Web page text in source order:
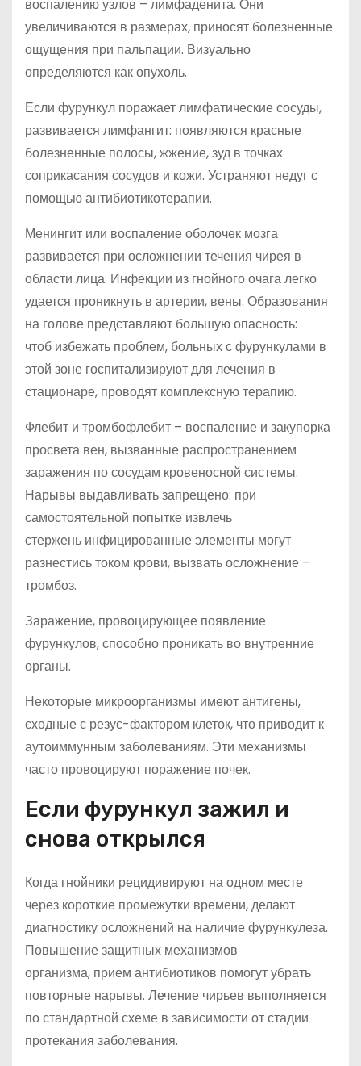
воспалению узлов – лимфаденита. Они
увеличиваются в размерах, приносят болезненные
ощущения при пальпации. Визуально
определяются как опухоль.
Если фурункул поражает лимфатические сосуды,
развивается лимфангит: появляются красные
болезненные полосы, жжение, зуд в точках
соприкасания сосудов и кожи. Устраняют недуг с
помощью антибиотикотерапии.
Менингит или воспаление оболочек мозга
развивается при осложнении течения чирея в
области лица. Инфекции из гнойного очага легко
удается проникнуть в артерии, вены. Образования
на голове представляют большую опасность:
чтоб избежать проблем, больных с фурункулами в
этой зоне госпитализируют для лечения в
стационаре, проводят комплексную терапию.
Флебит и тромбофлебит – воспаление и закупорка
просвета вен, вызванные распространением
заражения по сосудам кровеносной системы.
Нарывы выдавливать запрещено: при
самостоятельной попытке извлечь
стержень инфицированные элементы могут
разнестись током крови, вызвать осложнение –
тромбоз.
Заражение, провоцирующее появление
фурункулов, способно проникать во внутренние
органы.
Некоторые микроорганизмы имеют антигены,
сходные с резус-фактором клеток, что приводит к
аутоиммунным заболеваниям. Эти механизмы
часто провоцируют поражение почек.
Если фурункул зажил и
снова открылся
Когда гнойники рецидивируют на одном месте
через короткие промежутки времени, делают
диагностику осложнений на наличие фурункулеза.
Повышение защитных механизмов
организма, прием антибиотиков помогут убрать
повторные нарывы. Лечение чирьев выполняется
по стандартной схеме в зависимости от стадии
протекания заболевания.